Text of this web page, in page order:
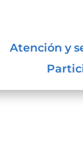
Atención y